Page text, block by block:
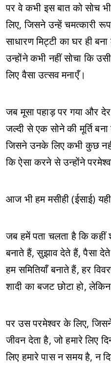
पर वे कभी इस बात को सोच
लिए, जिसने उन्हें चमत्कारी
साधारण मिट्टी का घर ही
उन्होंने कभी नहीं सोचा कि
लिए वैसा उत्सव मनाएँ।
जब मूसा पहाड़ पर गया और
जल्दी से एक सोने की मूर्ति
जिसने उनके लिए कभी कुछ
कि ऐसा करने से उन्होंने
आज भी हम मसीही (ईसाई)
जब हमें पता चलता है कि कहीं
बनाते हैं, सुझाव देते हैं, पैसा
हम समितियाँ बनाते हैं, हर
शादी का बजट छोटा हो,
पर उस परमेश्वर के लिए,
जीवन देता है, जो हमारे लिए
लिए हमारे पास न समय है, न